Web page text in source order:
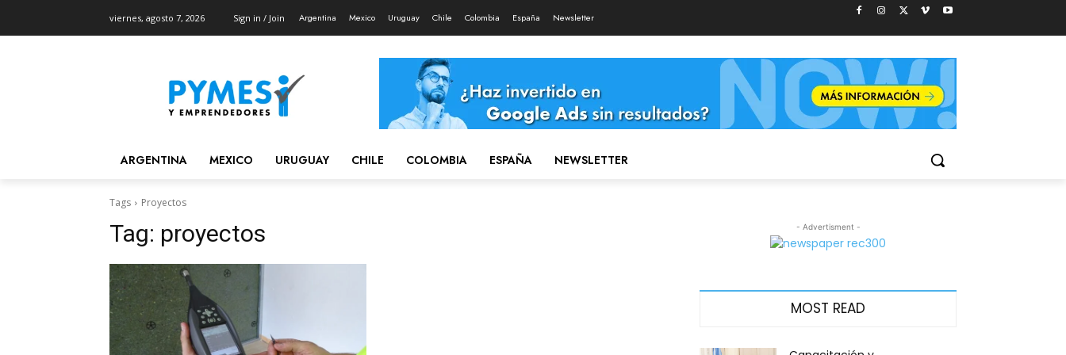
viernes, agosto 7, 2026 Sign in / Join Argentina Mexico Uruguay Chile Colombia España Newsletter
ARGENTINA MEXICO URUGUAY CHILE COLOMBIA ESPAÑA NEWSLETTER
Tags Proyectos
Tag: proyectos - Advertisment -
MOST READ